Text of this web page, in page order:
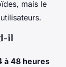
mais le
il
à 48 heures